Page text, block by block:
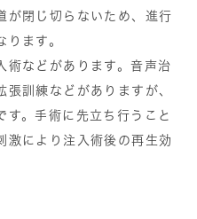
が閉じ切らないため、進行
ります。
術などがあります。音声治
訓練などがありますが、
す。手術に先立ち行うこと
激により注入術後の再生効